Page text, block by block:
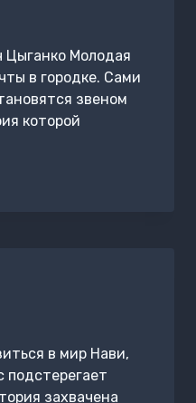
Цыганко Молодая
в городке. Сами
звеном
которой
в мир Нави,
подстерегает
захвачена